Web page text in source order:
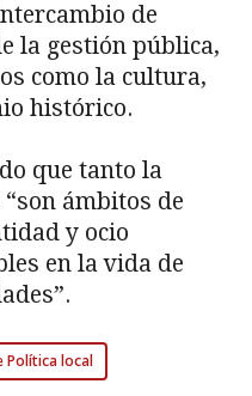
de
la gestión pública,
como la cultura,
histórico.
que tanto la
ámbitos de
y ocio
en la vida de
Política local